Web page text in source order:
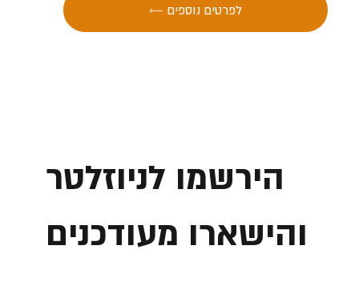
הירשמו לניוזלטר
והישארו מעודכנים
← לפרטים נוספים